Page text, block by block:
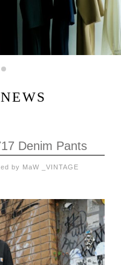
Denim Pants
by MaW _VINTAGE